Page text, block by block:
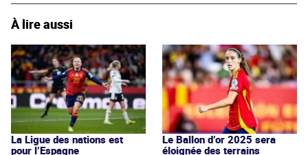
À lire aussi
La Ligue des nations est
pour l’Espagne
Le Ballon d’or 2025 sera
éloignée des terrains